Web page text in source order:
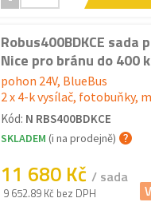
Robus400BDKCE sada
Nice pro bránu do 400
pohon 24V, BlueBus
2 x 4-k vysílač, fotobuňky,
Kód: N RBS400BDKCE
SKLADEM (i na prodejně)
11 680 Kč / sada
9 652.89 Kč bez DPH